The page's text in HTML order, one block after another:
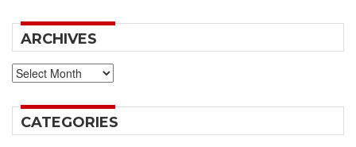
ARCHIVES
Archives
CATEGORIES